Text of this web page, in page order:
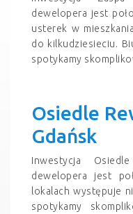
dewelopera jest
usterek w
do kilkudziesieciu.
spotykamy
Osiedle
Gdańsk
Inwestycja
dewelopera jest
lokalach występuje
spotykamy